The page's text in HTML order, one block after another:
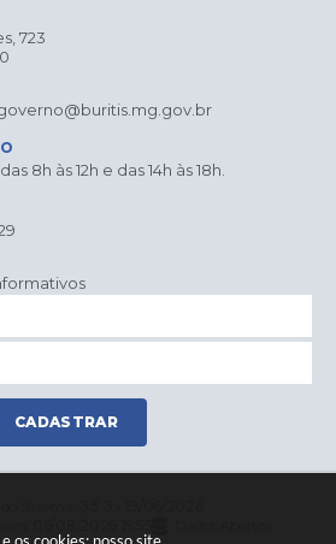
723
8h às 12h e das 14h às 18h.
CADASTRAR